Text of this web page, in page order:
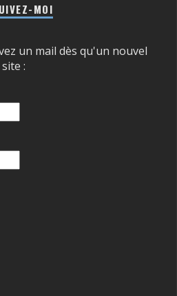
MOI
un mail dès qu'un nouvel
: